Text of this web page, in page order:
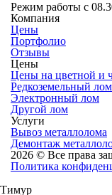
Режим работы с
Компания
Цены
Портфолио
Отзывы
Цены
Цены на цветной и
Редкоземельный лом
Электронный лом
Другой лом
Услуги
Вывоз металлолома
Демонтаж
2026 © Все права
Политика
Тимур